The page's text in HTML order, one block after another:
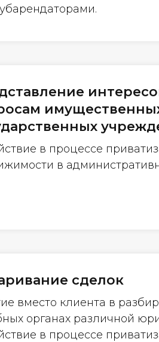
в процессе
в
сделок
вместо клиента в
органах различной
в процессе